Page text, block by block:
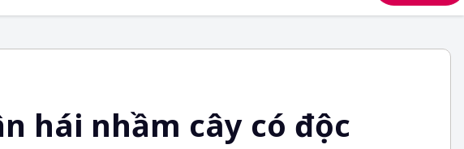
hái nhầm cây có độc